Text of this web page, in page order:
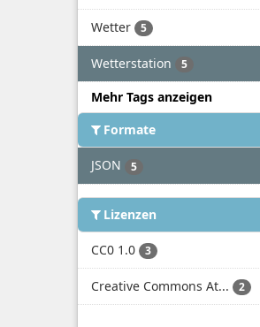
Wetter 5
Wetterstation 5
Mehr Tags anzeigen
Formate
JSON 5
Lizenzen
CC0 1.0 3
Creative Commons At... 2